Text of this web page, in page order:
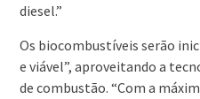
diesel.”
Os biocombustíveis serão
e viável”, aproveitando a
de combustão. “Com a